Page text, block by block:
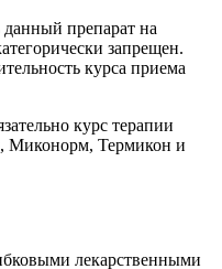
препарат на
запрещен.
курса приема
курс терапии
Миконорм, Термикон и
лекарственными